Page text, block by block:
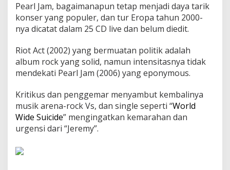
Pearl Jam, bagaimanapun tetap menjadi daya tarik
konser yang populer, dan tur Eropa tahun 2000-
nya dicatat dalam 25 CD live dan belum diedit.
Riot Act (2002) yang bermuatan politik adalah
album rock yang solid, namun intensitasnya tidak
mendekati Pearl Jam (2006) yang eponymous.
Kritikus dan penggemar menyambut kembalinya
musik arena-rock Vs, dan single seperti “World
Wide Suicide” mengingatkan kemarahan dan
urgensi dari “Jeremy”.